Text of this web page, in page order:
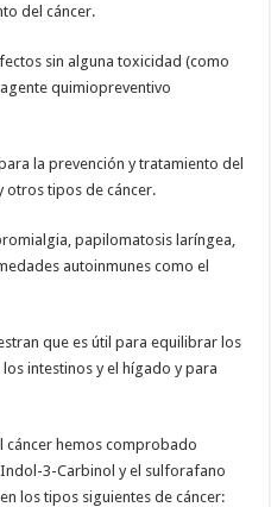
del cáncer.
sin alguna toxicidad (como
quimiopreventivo
la prevención y tratamiento del
otros tipos de cáncer.
papilomatosis laríngea,
autoinmunes como el
que es útil para equilibrar los
intestinos y el hígado y para
cáncer hemos comprobado
3-Carbinol y el sulforafano
los tipos siguientes de cáncer: